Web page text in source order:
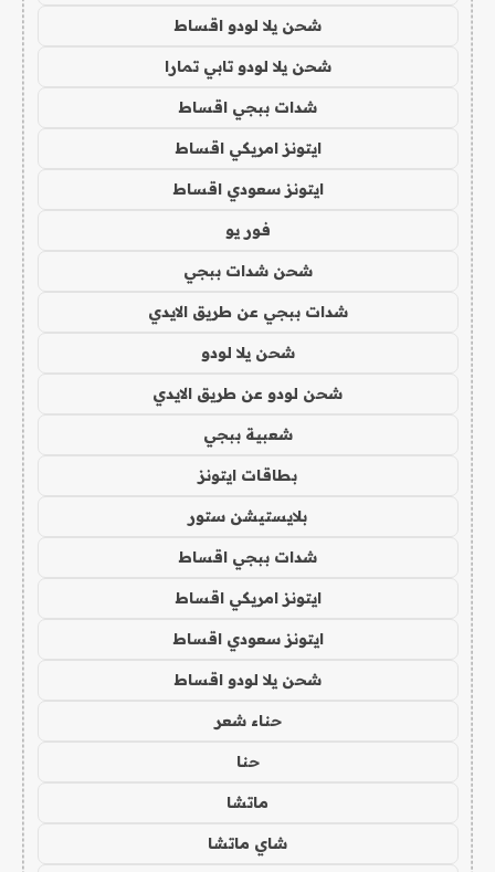
شحن يلا لودو اقساط
شحن يلا لودو تابي تمارا
شدات ببجي اقساط
ايتونز امريكي اقساط
ايتونز سعودي اقساط
فور يو
شحن شدات ببجي
شدات ببجي عن طريق الايدي
شحن يلا لودو
شحن لودو عن طريق الايدي
شعبية ببجي
بطاقات ايتونز
بلايستيشن ستور
شدات ببجي اقساط
ايتونز امريكي اقساط
ايتونز سعودي اقساط
شحن يلا لودو اقساط
حناء شعر
حنا
ماتشا
شاي ماتشا